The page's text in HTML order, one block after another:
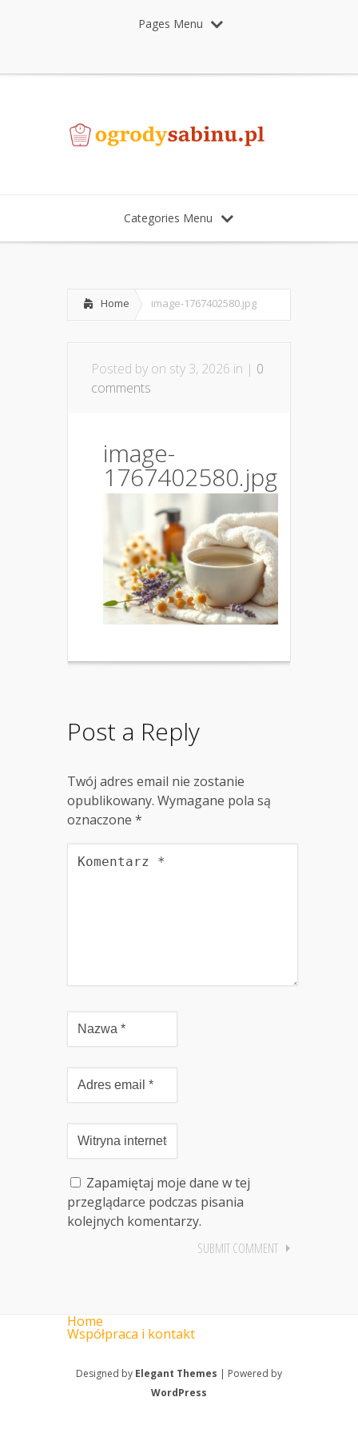
Pages Menu
Categories Menu
Home image-1767402580.jpg
Posted by on sty 3, 2026 in | 0
comments
image-
1767402580.jpg
Post a Reply
Twój adres email nie zostanie
opublikowany. Wymagane pola są
oznaczone *
Zapamiętaj moje dane w tej
przeglądarce podczas pisania
kolejnych komentarzy.
Home
Współpraca i kontakt
Designed by Elegant Themes | Powered by
WordPress